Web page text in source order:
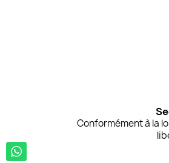
Conformément à la